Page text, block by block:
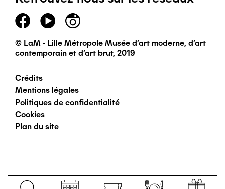
page
principal
© LaM - Lille Métropole Musée d'art moderne, d'art
contemporain et d'art brut, 2019
Pied
de
page
Crédits
Mentions légales
Politiques de confidentialité
Cookies
Plan du site